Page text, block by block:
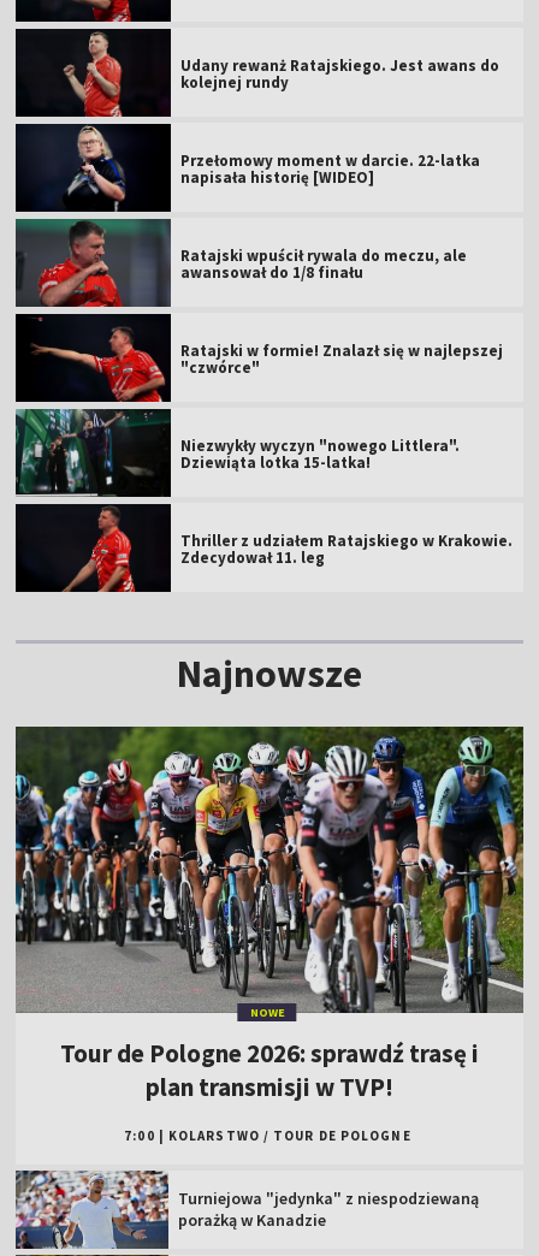
Udany rewanż Ratajskiego. Jest awans do
kolejnej rundy
Przełomowy moment w darcie. 22-latka
napisała historię [WIDEO]
Ratajski wpuścił rywala do meczu, ale
awansował do 1/8 finału
Ratajski w formie! Znalazł się w najlepszej
"czwórce"
Niezwykły wyczyn "nowego Littlera".
Dziewiąta lotka 15-latka!
Thriller z udziałem Ratajskiego w Krakowie.
Zdecydował 11. leg
Najnowsze
NOWE
Tour de Pologne 2026: sprawdź trasę i
plan transmisji w TVP!
7:00 | KOLARSTWO / TOUR DE POLOGNE
Turniejowa "jedynka" z niespodziewaną
porażką w Kanadzie